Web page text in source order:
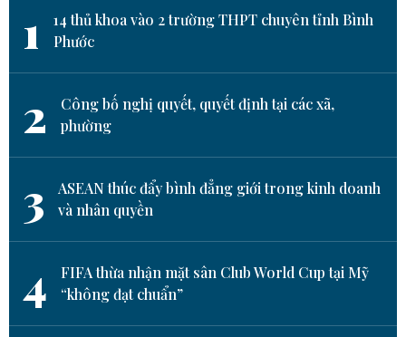
1
14 thủ khoa vào 2 trường THPT chuyên tỉnh Bình
Phước
2
Công bố nghị quyết, quyết định tại các xã,
phường
3
ASEAN thúc đẩy bình đẳng giới trong kinh doanh
và nhân quyền
4
FIFA thừa nhận mặt sân Club World Cup tại Mỹ
“không đạt chuẩn”